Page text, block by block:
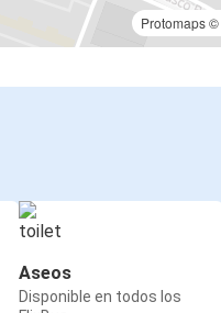
Protomaps©
Aseos
Disponible en todos los